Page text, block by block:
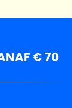
€ 70